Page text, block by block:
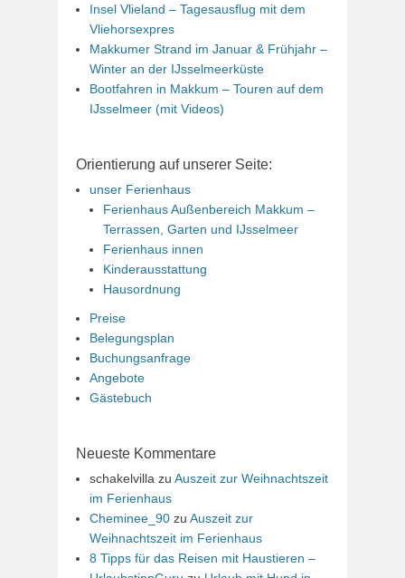
Insel Vlieland – Tagesausflug mit dem
Vliehorsexpres
Makkumer Strand im Januar & Frühjahr –
Winter an der IJsselmeerküste
Bootfahren in Makkum – Touren auf dem
IJsselmeer (mit Videos)
Orientierung auf unserer Seite:
unser Ferienhaus
Ferienhaus Außenbereich Makkum –
Terrassen, Garten und IJsselmeer
Ferienhaus innen
Kinderausstattung
Hausordnung
Preise
Belegungsplan
Buchungsanfrage
Angebote
Gästebuch
Neueste Kommentare
schakelvilla zu Auszeit zur Weihnachtszeit
im Ferienhaus
Cheminee_90 zu Auszeit zur
Weihnachtszeit im Ferienhaus
8 Tipps für das Reisen mit Haustieren –